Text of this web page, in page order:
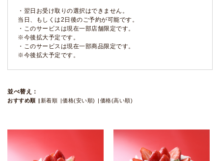
・翌日お受け取りの選択はできません。
当日、もしくは2日後のご予約が可能です。
・このサービスは現在一部店舗限定です。
※今後拡大予定です。
・このサービスは現在一部商品限定です。
※今後拡大予定です。
並べ替え：
おすすめ順 新着順 価格(安い順) 価格(高い順)